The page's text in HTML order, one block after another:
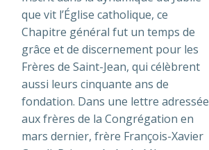
que vit l’Église catholique, ce
Chapitre général fut un temps de
grâce et de discernement pour les
Frères de Saint-Jean, qui célèbrent
aussi leurs cinquante ans de
fondation. Dans une lettre adressée
aux frères de la Congrégation en
mars dernier, frère François-Xavier